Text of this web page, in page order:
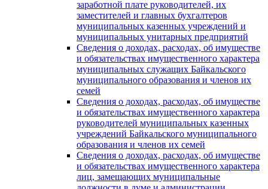
заработной плате руководителей, их
заместителей и главных бухгалтеров
муниципальных казенных учреждений и
муниципальных унитарных предприятий
Сведения о доходах, расходах, об имуществе
и обязательствах имущественного характера
муниципальных служащих Байкальского
муниципального образования и членов их
семей
Сведения о доходах, расходах, об имуществе
и обязательствах имущественного характера
руководителей муниципальных казенных
учреждений Байкальского муниципального
образования и членов их семей
Сведения о доходах, расходах, об имуществе
и обязательствах имущественного характера
лиц, замещающих муниципальные